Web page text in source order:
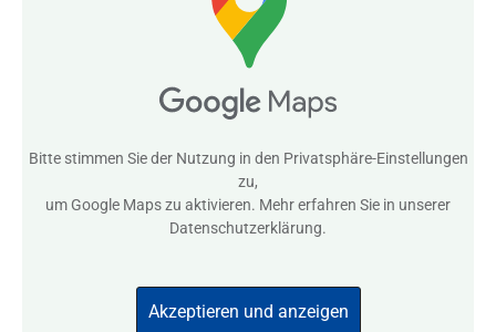
Bitte stimmen Sie der Nutzung in den Privatsphäre-Einstellungen
zu,
um Google Maps zu aktivieren. Mehr erfahren Sie in unserer
Datenschutzerklärung.
Akzeptieren und anzeigen